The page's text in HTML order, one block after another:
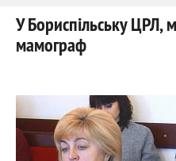
У Бориспільську
мамограф